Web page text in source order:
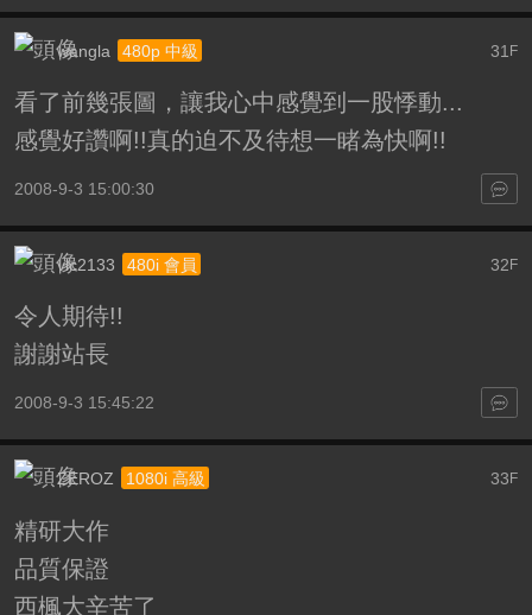
31 F
wangla 480p 中級
看了前幾張圖，讓我心中感覺到一股悸動...
感覺好讚啊!!真的迫不及待想一睹為快啊!!
2008-9-3 15:00:30
32F
vlc2133 480i 會員
令人期待!!
謝謝站長
2008-9-3 15:45:22
33F
ZEROZ 1080i 高級
精研大作
品質保證
西楓大辛苦了